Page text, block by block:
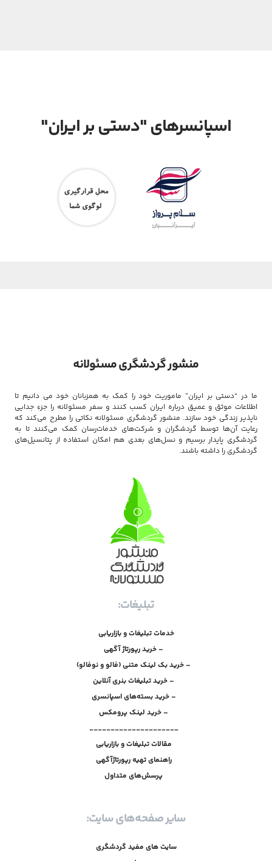
اسپانسرهای "دستی بر ایران"
منشور گردشگری مسئولانه
ما در “دستی بر ایران” ماموریت خود را کمک به همزبانان خود می دانیم تا
اطلاعات موثق و عمیق درباره ایران کسب کنند و سفر مسئولانه را جزء جدایی
ناپذیر زندگی خود سازند. منشور گردشگری مسئولانه نکاتی را مطرح می‌کند که
رعایت آن‌ها توسط گردشگران و شرکت‌های خدمات‌رسان کمک می‌کنند تا به
گردشگری پایدار برسیم و نسل‌های بعدی هم امکان استفاده از پتانسیل‌های
گردشگری را داشته باشند.
تبلیغات:
خدمات تبلیغات و بازاریابی
– خرید رپورتاژ آگهی
– خرید بک لینک متنی (فالو و نوفالو)
– خرید تبلیغات بنری آنلاین
– خرید بسته‌های اسپانسری
– خرید لینک پرومکس
_____________________
مقالات تبلیغات و بازاریابی
راهنمای تهیه رپورتاژآگهی
پرسش‌های متداول
سایر صفحه‌های سایت:
سایت های مفید گردشگری